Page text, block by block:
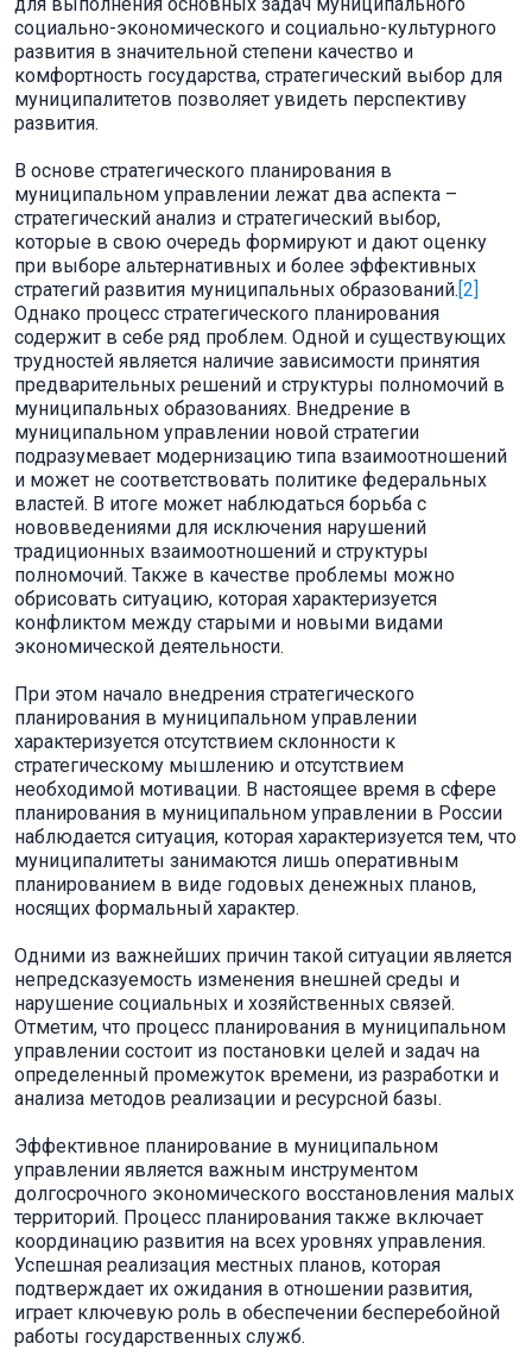
социально-экономического и социально-культурного
развития в значительной степени качество и
комфортность государства, стратегический выбор для
муниципалитетов позволяет увидеть перспективу
развития.
В основе стратегического планирования в
муниципальном управлении лежат два аспекта –
стратегический анализ и стратегический выбор,
которые в свою очередь формируют и дают оценку
при выборе альтернативных и более эффективных
стратегий развития муниципальных образований.[2]
Однако процесс стратегического планирования
содержит в себе ряд проблем. Одной и существующих
трудностей является наличие зависимости принятия
предварительных решений и структуры полномочий в
муниципальных образованиях. Внедрение в
муниципальном управлении новой стратегии
подразумевает модернизацию типа взаимоотношений
и может не соответствовать политике федеральных
властей. В итоге может наблюдаться борьба с
нововведениями для исключения нарушений
традиционных взаимоотношений и структуры
полномочий. Также в качестве проблемы можно
обрисовать ситуацию, которая характеризуется
конфликтом между старыми и новыми видами
экономической деятельности.
При этом начало внедрения стратегического
планирования в муниципальном управлении
характеризуется отсутствием склонности к
стратегическому мышлению и отсутствием
необходимой мотивации. В настоящее время в сфере
планирования в муниципальном управлении в России
наблюдается ситуация, которая характеризуется тем, что
муниципалитеты занимаются лишь оперативным
планированием в виде годовых денежных планов,
носящих формальный характер.
Одними из важнейших причин такой ситуации является
непредсказуемость изменения внешней среды и
нарушение социальных и хозяйственных связей.
Отметим, что процесс планирования в муниципальном
управлении состоит из постановки целей и задач на
определенный промежуток времени, из разработки и
анализа методов реализации и ресурсной базы.
Эффективное планирование в муниципальном
управлении является важным инструментом
долгосрочного экономического восстановления малых
территорий. Процесс планирования также включает
координацию развития на всех уровнях управления.
Успешная реализация местных планов, которая
подтверждает их ожидания в отношении развития,
играет ключевую роль в обеспечении бесперебойной
работы государственных служб.